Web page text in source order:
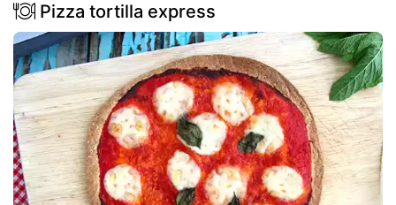
Pizza tortilla express